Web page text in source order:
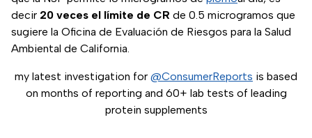
decir 20 veces el límite de CR de 0.5 microgramos que
sugiere la Oficina de Evaluación de Riesgos para la Salud
Ambiental de California.
my latest investigation for @ConsumerReports is based
on months of reporting and 60+ lab tests of leading
protein supplements